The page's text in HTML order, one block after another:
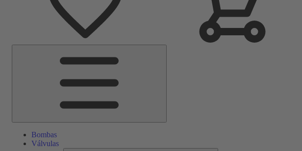
Bombas
Válvulas